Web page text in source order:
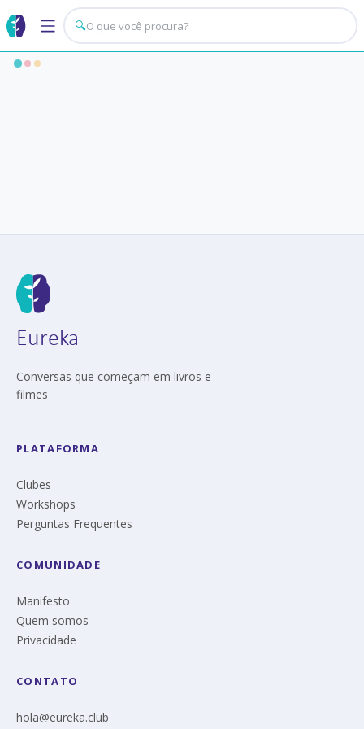
🔍
Eureka
Conversas que começam em livros e
filmes
PLATAFORMA
Clubes
Workshops
Perguntas Frequentes
COMUNIDADE
Manifesto
Quem somos
Privacidade
CONTATO
hola@eureka.club